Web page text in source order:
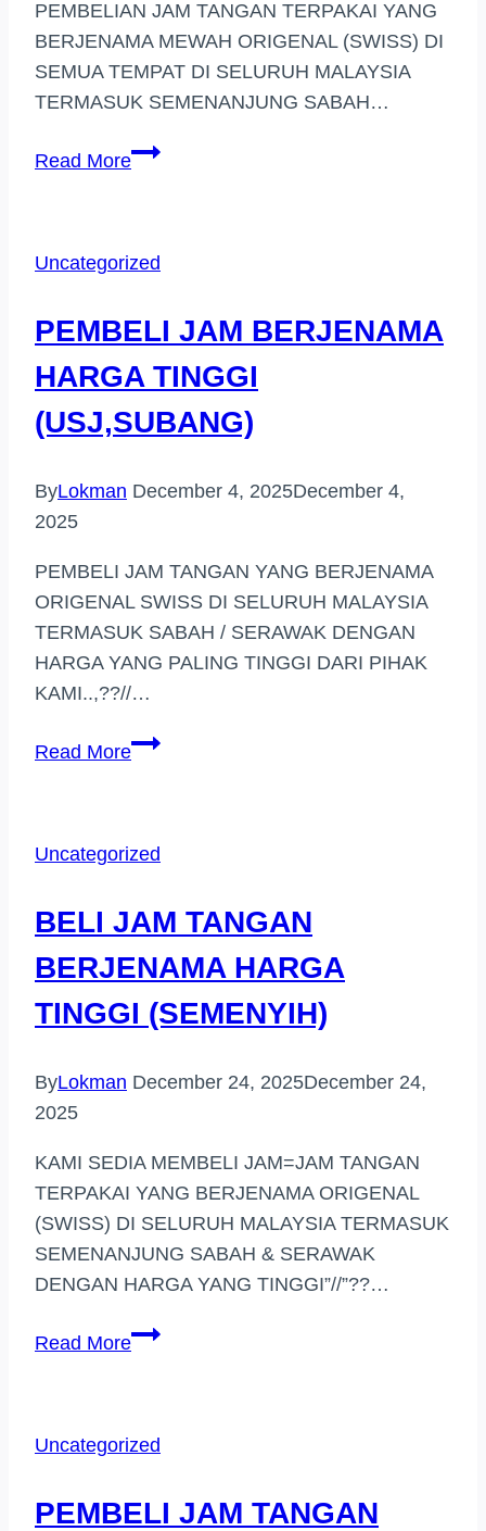
PEMBELIAN JAM TANGAN TERPAKAI YANG
BERJENAMA MEWAH ORIGENAL (SWISS) DI
SEMUA TEMPAT DI SELURUH MALAYSIA
TERMASUK SEMENANJUNG SABAH…
Read MoreBELI
HARGA
(UNITEN
/
SUNGAI
RAMAL)
Uncategorized
PEMBELI JAM BERJENAMA
HARGA TINGGI
(USJ,SUBANG)
ByLokman December 4, 2025December 4,
2025
PEMBELI JAM TANGAN YANG BERJENAMA
ORIGENAL SWISS DI SELURUH MALAYSIA
TERMASUK SABAH / SERAWAK DENGAN
HARGA YANG PALING TINGGI DARI PIHAK
KAMI..,??//…
Read MorePEMBELI
TINGGI
Uncategorized
BELI JAM TANGAN
BERJENAMA HARGA
TINGGI (SEMENYIH)
ByLokman December 24, 2025December 24,
2025
KAMI SEDIA MEMBELI JAM=JAM TANGAN
TERPAKAI YANG BERJENAMA ORIGENAL
(SWISS) DI SELURUH MALAYSIA TERMASUK
SEMENANJUNG SABAH & SERAWAK
DENGAN HARGA YANG TINGGI”//”??…
Read MoreBELI
HARGA
(SEMENYIH)
Uncategorized
PEMBELI JAM TANGAN